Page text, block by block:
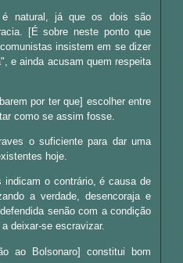
natural, já que os dois são
[É sobre neste ponto que
insistem em se dizer
e ainda acusam quem respeita
por ter que] escolher entre
como se assim fosse.
o suficiente para dar uma
hoje.
indicam o contrário, é causa de
a verdade, desencoraja e
senão com a condição
deixar-se escravizar.
ao Bolsonaro] constitui bom